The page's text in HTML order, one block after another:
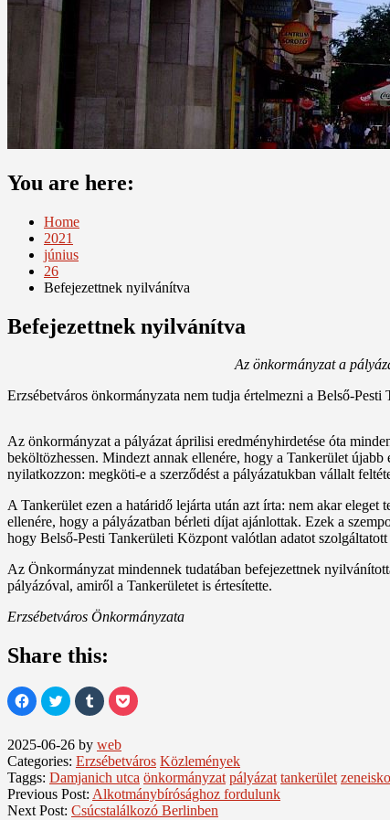
You are here:
Home
2021
június
26
Befejezettnek nyilvánítva
Befejezettnek nyilvánítva
Az önkormányzat a
Erzsébetváros önkormányzata nem tudja értelmezni a Belső-
Az önkormányzat a pályázat áprilisi eredményhirdetése óta
beköltözhessen. Mindezt annak ellenére, hogy a Tankerület
nyilatkozzon: megköti-e a szerződést a pályázatukban vállalt
A Tankerület ezen a határidő lejárta után azt írta: nem akar
ellenére, hogy a pályázatban bérleti díjat ajánlottak. Ezek a
hogy Belső-Pesti Tankerületi Központ valótlan adatot
Az Önkormányzat mindennek tudatában befejezettnek
pályázóval, amiről a Tankerületet is értesítette.
Erzsébetváros Önkormányzata
Share this:
Click
to
share
Facebook
(Opens
in
new
window)
Click
to
share
Twitter
(Opens
in
new
window)
Click
to
share
Tumblr
(Opens
in
new
window)
Click
to
(Opens
in
new
window)
2025-06-26 by web
Categories: Erzsébetváros Közlemények
Taggs: Damjanich utca önkormányzat pályázat tankerület
Previous Post: Alkotmánybírósághoz fordulunk
Next Post: Csúcstalálkozó Berlinben